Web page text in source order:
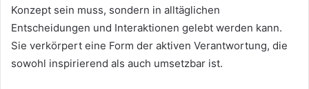
Konzept sein muss, sondern in alltäglichen
Entscheidungen und Interaktionen gelebt werden kann.
Sie verkörpert eine Form der aktiven Verantwortung, die
sowohl inspirierend als auch umsetzbar ist.